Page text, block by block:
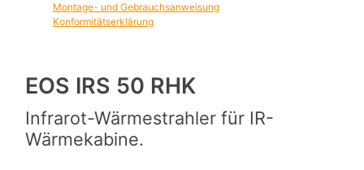
Montage- und Gebrauchsanweisung
Konformitätserklärung
EOS IRS 50 RHK
Infrarot-Wärmestrahler für IR-
Wärmekabine.